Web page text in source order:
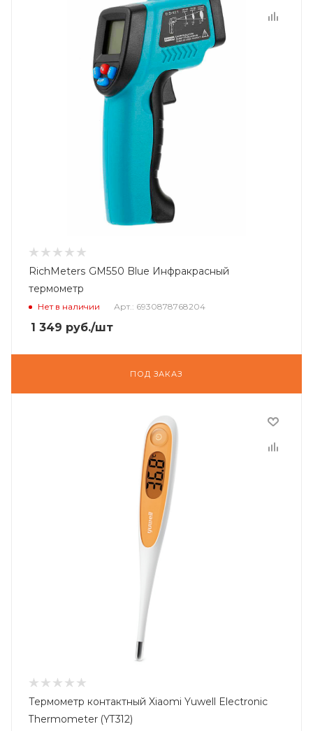
RichMeters GM550 Blue Инфракрасный
термометр
Нет в наличии Арт.: 6930878768204
1 349 руб./шт
ПОД ЗАКАЗ
Термометр контактный Xiaomi Yuwell Electronic
Thermometer (YT312)